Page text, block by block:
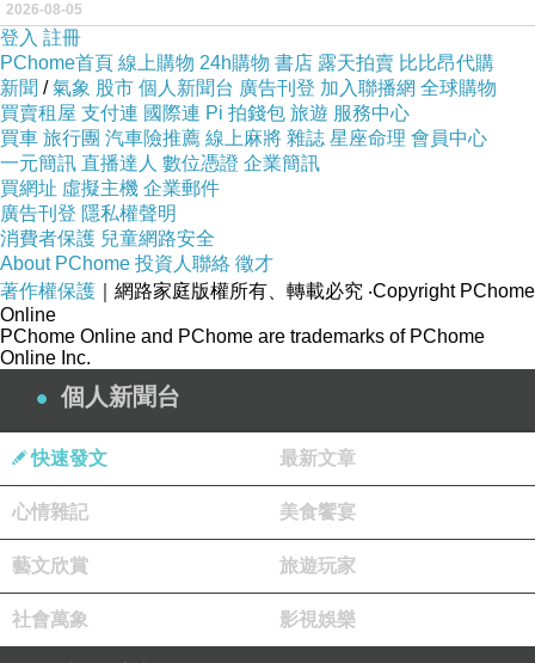
2026-08-05
登入 註冊
PChome首頁 線上購物 24h購物 書店 露天拍賣 比比昂代購
新聞 /氣象 股市 個人新聞台 廣告刊登 加入聯播網 全球購物
買賣租屋 支付連 國際連 Pi 拍錢包 旅遊 服務中心
買車 旅行團 汽車險推薦 線上麻將 雜誌 星座命理 會員中心
一元簡訊 直播達人 數位憑證 企業簡訊
買網址 虛擬主機 企業郵件
廣告刊登 隱私權聲明
消費者保護 兒童網路安全
About PChome 投資人聯絡 徵才
著作權保護 ｜網路家庭版權所有、轉載必究 ‧Copyright PChome
Online
PChome Online and PChome are trademarks of PChome
Online Inc.
個人新聞台
快速發文 最新文章
心情雜記 美食饗宴
藝文欣賞 旅遊玩家
社會萬象 影視娛樂